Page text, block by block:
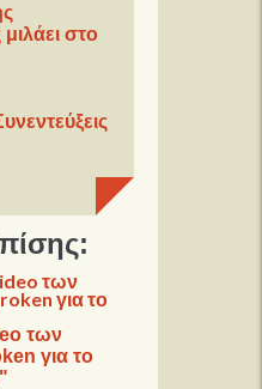
στο
των
για το